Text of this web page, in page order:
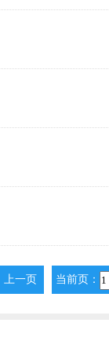
上一页 当前页：